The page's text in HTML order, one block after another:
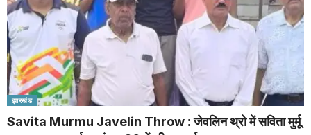
झारखंड
Savita Murmu Javelin Throw : जेवलिन थ्रो में सविता मुर्मू